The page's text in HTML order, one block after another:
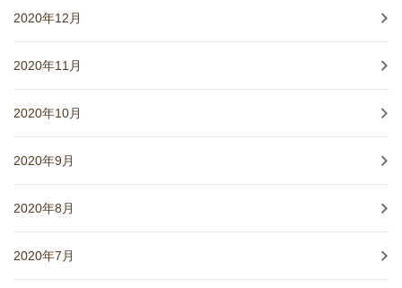
2020年12月
2020年11月
2020年10月
2020年9月
2020年8月
2020年7月